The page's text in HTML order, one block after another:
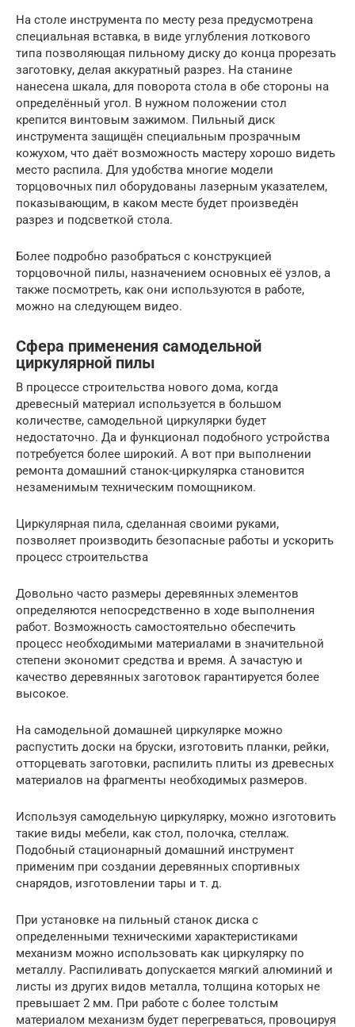
На столе инструмента по месту реза предусмотрена
специальная вставка, в виде углубления лоткового
типа позволяющая пильному диску до конца прорезать
заготовку, делая аккуратный разрез. На станине
нанесена шкала, для поворота стола в обе стороны на
определённый угол. В нужном положении стол
крепится винтовым зажимом. Пильный диск
инструмента защищён специальным прозрачным
кожухом, что даёт возможность мастеру хорошо видеть
место распила. Для удобства многие модели
торцовочных пил оборудованы лазерным указателем,
показывающим, в каком месте будет произведён
разрез и подсветкой стола.
Более подробно разобраться с конструкцией
торцовочной пилы, назначением основных её узлов, а
также посмотреть, как они используются в работе,
можно на следующем видео.
Сфера применения самодельной
циркулярной пилы
В процессе строительства нового дома, когда
древесный материал используется в большом
количестве, самодельной циркулярки будет
недостаточно. Да и функционал подобного устройства
потребуется более широкий. А вот при выполнении
ремонта домашний станок-циркулярка становится
незаменимым техническим помощником.
Циркулярная пила, сделанная своими руками,
позволяет производить безопасные работы и ускорить
процесс строительства
Довольно часто размеры деревянных элементов
определяются непосредственно в ходе выполнения
работ. Возможность самостоятельно обеспечить
процесс необходимыми материалами в значительной
степени экономит средства и время. А зачастую и
качество деревянных заготовок гарантируется более
высокое.
На самодельной домашней циркулярке можно
распустить доски на бруски, изготовить планки, рейки,
отторцевать заготовки, распилить плиты из древесных
материалов на фрагменты необходимых размеров.
Используя самодельную циркулярку, можно изготовить
такие виды мебели, как стол, полочка, стеллаж.
Подобный стационарный домашний инструмент
применим при создании деревянных спортивных
снарядов, изготовлении тары и т. д.
При установке на пильный станок диска с
определенными техническими характеристиками
механизм можно использовать как циркулярку по
металлу. Распиливать допускается мягкий алюминий и
листы из других видов металла, толщина которых не
превышает 2 мм. При работе с более толстым
материалом механизм будет перегреваться, провоцируя